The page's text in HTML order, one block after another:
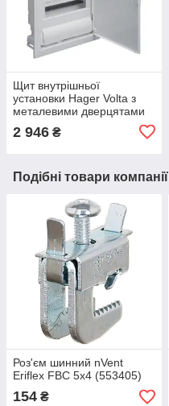
Щит внутрішньої
установки Hager Volta з
металевими дверцятами
(VU24UA)
2 946 ₴
Подібні товари компанії
Роз'єм шинний nVent
Eriflex FВС 5x4 (553405)
154 ₴